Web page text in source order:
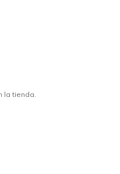
la tienda.